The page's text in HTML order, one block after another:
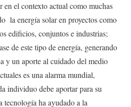
en el contexto actual como muchas
la energía solar en proyectos como
edificios, conjuntos e industrias;
de este tipo de energía, generando
y un aporte al cuidado del medio
es una alarma mundial,
individuo debe aportar para su
ha ayudado a la